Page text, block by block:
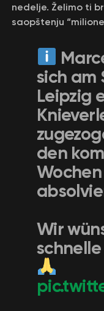
nedelje. Želimo ti
saopštenju
sich am
Leipzig
den
Wir